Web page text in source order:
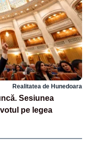
Realitatea de Hunedoara
Sesiunea
pe legea